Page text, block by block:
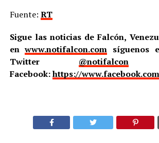
Fuente: RT
Sigue las noticias de Falcón,
enwww.notifalcon.com síguenos
Twitter @notifalcony
Facebook:https://www.facebook.com